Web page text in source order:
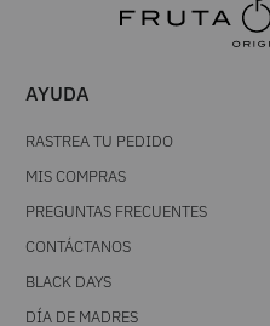
AYUDA
RASTREA TU PEDIDO
MIS COMPRAS
PREGUNTAS FRECUENTES
CONTÁCTANOS
BLACK DAYS
DÍA DE MADRES